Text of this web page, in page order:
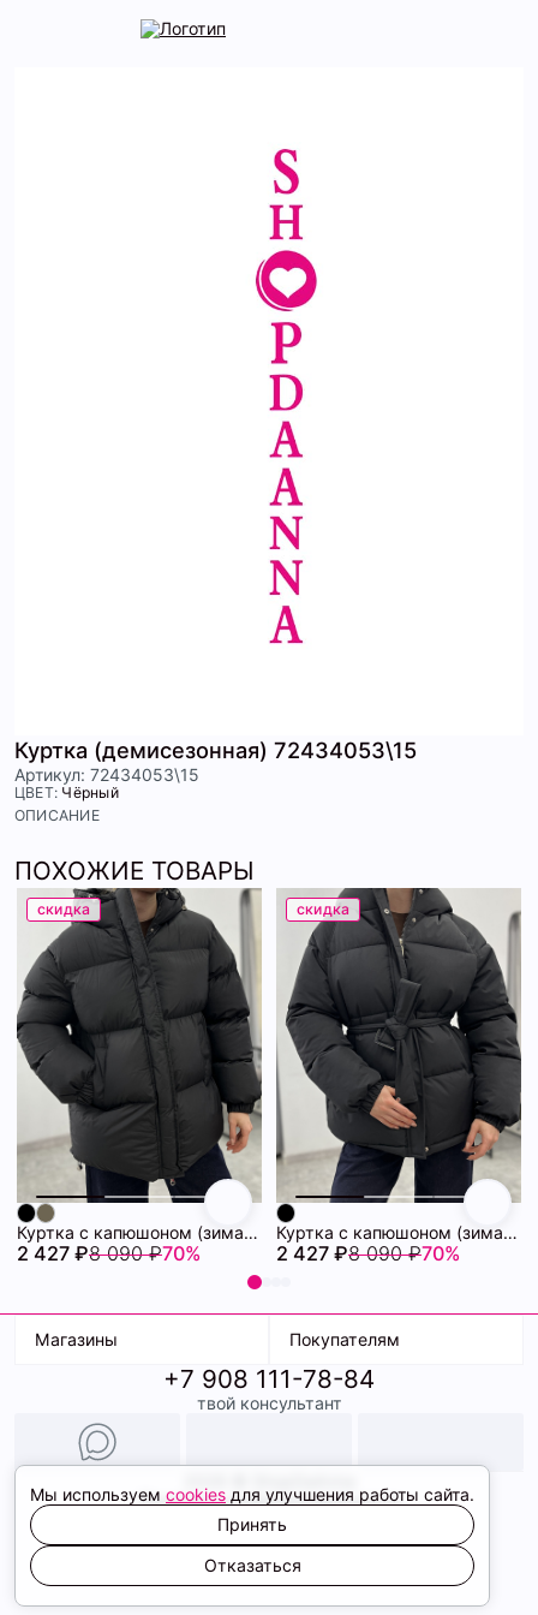
Куртка (демисезонная) 72434053\15
Артикул: 72434053\15
ЦВЕТ: Чёрный
ОПИСАНИЕ
ПОХОЖИЕ ТОВАРЫ
скидка
Куртка с капюшоном (зима) 72460880\15
2 427 ₽8 090 ₽70%
скидка
Куртка с капюшоном (зима) 72460878\15
2 427 ₽8 090 ₽70%
Магазины
ТК Терминал
ТРК Континент
Покупателям
Доставка
Условия оплаты
Образы
+7 908 111-78-84
твой консультант
Политика конфиденциальности
Соглашение cookie
Сайт создали
Мы используем cookies для улучшения работы сайта.
Принять
Отказаться